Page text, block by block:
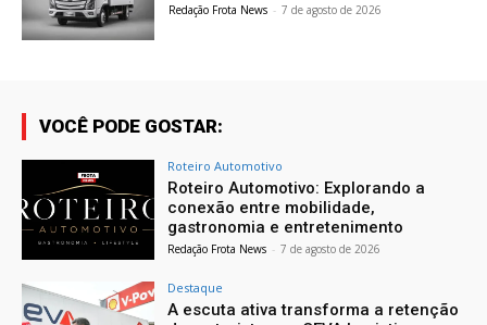
Redação Frota News - 7 de agosto de 2026
VOCÊ PODE GOSTAR:
Roteiro Automotivo
Roteiro Automotivo: Explorando a
conexão entre mobilidade,
gastronomia e entretenimento
Redação Frota News - 7 de agosto de 2026
Destaque
A escuta ativa transforma a retenção